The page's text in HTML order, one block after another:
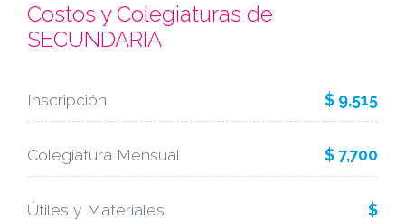
Costos y Colegiaturas de
SECUNDARIA
Inscripción $ 9,515
Colegiatura Mensual $ 7,700
Útiles y Materiales $